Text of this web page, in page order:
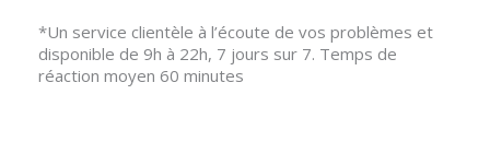
*Un service clientèle à l’écoute de vos problèmes et
disponible de 9h à 22h, 7 jours sur 7. Temps de
réaction moyen 60 minutes